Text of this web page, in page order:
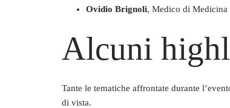
Ovidio Brignoli, Medico di Medicina
Alcuni
Tante le tematiche affrontate durante
di vista.